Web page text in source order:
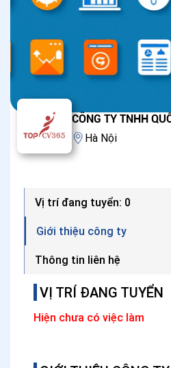
CÔNG TY TNHH
Hà Nội
VỊ TRÍ ĐANG TUYỂN
Hiện chưa có việc làm
Vị trí đang tuyển: 0
Giới thiệu công ty
Thông tin liên hệ